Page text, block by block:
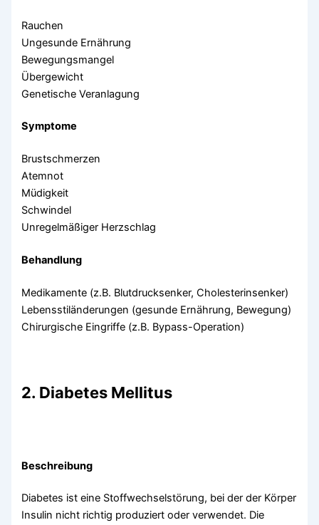
Rauchen
Ungesunde Ernährung
Bewegungsmangel
Übergewicht
Genetische Veranlagung
Symptome
Brustschmerzen
Atemnot
Müdigkeit
Schwindel
Unregelmäßiger Herzschlag
Behandlung
Medikamente (z.B. Blutdrucksenker, Cholesterinsenker)
Lebensstiländerungen (gesunde Ernährung, Bewegung)
Chirurgische Eingriffe (z.B. Bypass-Operation)
2. Diabetes Mellitus
Beschreibung
Diabetes ist eine Stoffwechselstörung, bei der der Körper
Insulin nicht richtig produziert oder verwendet. Die